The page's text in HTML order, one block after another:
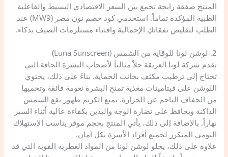
المنتج صفقة رابحة تجمع بين السعر الاقتصادي البسيط والفاعلية
الطبية المؤكدة تماماً. استخدمي كود خصم نون مصر (MW9) عند
الطلب لتقليص نفقاتكِ الإجمالية واقتناء مستلزمات الصيف بذكاء.
​2. لوشن لونا للوقاية من الشمس (Luna Sunscreen)
تقدم شركة لونا العريقة حلاً مثالياً لأصحاب البشرة الجافة التي
تحتاج إلى ترطيب مكثف بجانب الحماية. بناءً على ذلك، يحتوي
اللوشن على فيتامينات مغذية تمنح البشرة نعومة فائقة وتحميها
من الجفاف الناجم عن الحرارة. يمنع الكريم ظهور بقع الشمس
الداكنة ويحافظ على نضارة الوجه واليدين بكفاءة عالية أثناء السير
نهاراً. بالإضافة إلى ذلك، يأتي المنتج بحجم موفر يناسب الاستهلاك
اليومي المتكرر لجميع أفراد الأسرة بكل أمان.
​علاوة على ذلك، يخلو لوشن لونا من المواد العطرية القوية التي قد